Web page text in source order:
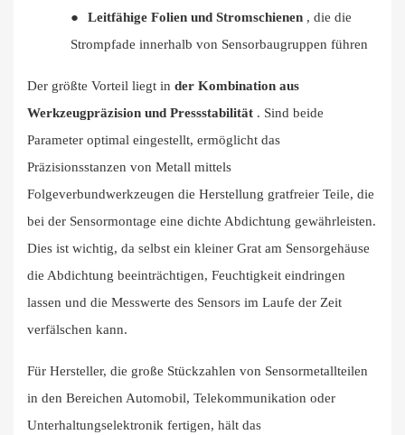
● Leitfähige Folien und Stromschienen , die die
Strompfade innerhalb von Sensorbaugruppen führen
Der größte Vorteil liegt in der Kombination aus
Werkzeugpräzision und Pressstabilität . Sind beide
Parameter optimal eingestellt, ermöglicht das
Präzisionsstanzen von Metall mittels
Folgeverbundwerkzeugen die Herstellung gratfreier Teile, die
bei der Sensormontage eine dichte Abdichtung gewährleisten.
Dies ist wichtig, da selbst ein kleiner Grat am Sensorgehäuse
die Abdichtung beeinträchtigen, Feuchtigkeit eindringen
lassen und die Messwerte des Sensors im Laufe der Zeit
verfälschen kann.
Für Hersteller, die große Stückzahlen von Sensormetallteilen
in den Bereichen Automobil, Telekommunikation oder
Unterhaltungselektronik fertigen, hält das